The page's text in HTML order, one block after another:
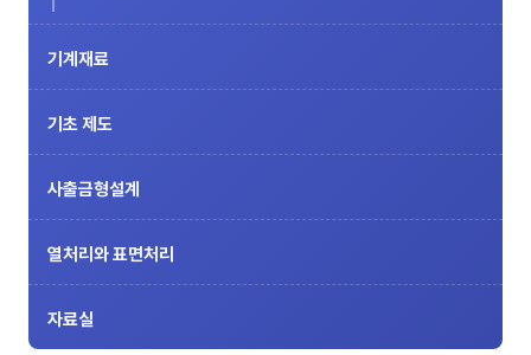
기계재료
기초 제도
사출금형설계
열처리와 표면처리
자료실